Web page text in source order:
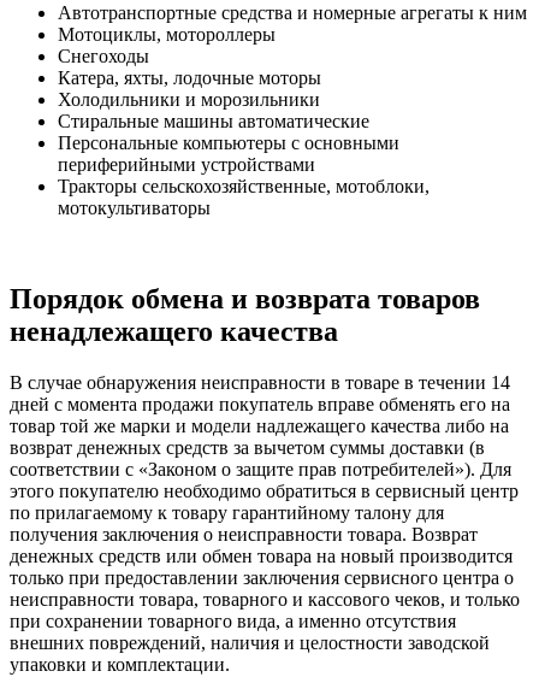
Автотранспортные средства и номерные агрегаты к ним
Мотоциклы, мотороллеры
Снегоходы
Катера, яхты, лодочные моторы
Холодильники и морозильники
Стиральные машины автоматические
Персональные компьютеры с основными
периферийными устройствами
Тракторы сельскохозяйственные, мотоблоки,
мотокультиваторы
Порядок обмена и возврата товаров
ненадлежащего качества
В случае обнаружения неисправности в товаре в течении 14
дней с момента продажи покупатель вправе обменять его на
товар той же марки и модели надлежащего качества либо на
возврат денежных средств за вычетом суммы доставки (в
соответствии с «Законом о защите прав потребителей»). Для
этого покупателю необходимо обратиться в сервисный центр
по прилагаемому к товару гарантийному талону для
получения заключения о неисправности товара. Возврат
денежных средств или обмен товара на новый производится
только при предоставлении заключения сервисного центра о
неисправности товара, товарного и кассового чеков, и только
при сохранении товарного вида, а именно отсутствия
внешних повреждений, наличия и целостности заводской
упаковки и комплектации.